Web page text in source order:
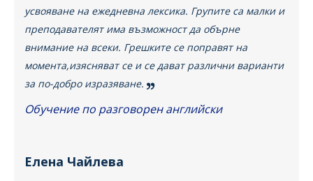
Елена Чайлева
усвояване на ежедневна лексика. Групите са малки и
преподавателят има възможност да обърне
внимание на всеки. Грешките се поправят на
момента,изясняват се и се дават различни варианти
за по-добро изразяване.
Обучение по разговорен английски